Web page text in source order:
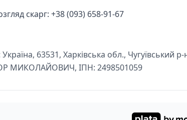
скарг: +38 (093) 658-91-67
63531, Харківська обл., Чугуївський р-
МИКОЛАЙОВИЧ, ІПН: 2498501059